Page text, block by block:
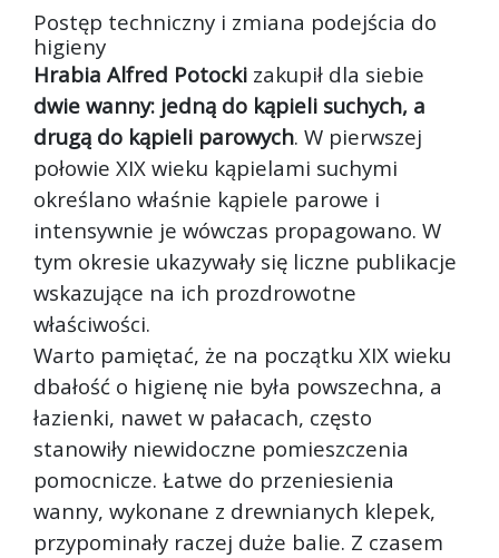
Postęp techniczny i zmiana podejścia do
higieny
Hrabia Alfred Potocki zakupił dla siebie
dwie wanny: jedną do kąpieli suchych, a
drugą do kąpieli parowych. W pierwszej
połowie XIX wieku kąpielami suchymi
określano właśnie kąpiele parowe i
intensywnie je wówczas propagowano. W
tym okresie ukazywały się liczne publikacje
wskazujące na ich prozdrowotne
właściwości.
Warto pamiętać, że na początku XIX wieku
dbałość o higienę nie była powszechna, a
łazienki, nawet w pałacach, często
stanowiły niewidoczne pomieszczenia
pomocnicze. Łatwe do przeniesienia
wanny, wykonane z drewnianych klepek,
przypominały raczej duże balie. Z czasem